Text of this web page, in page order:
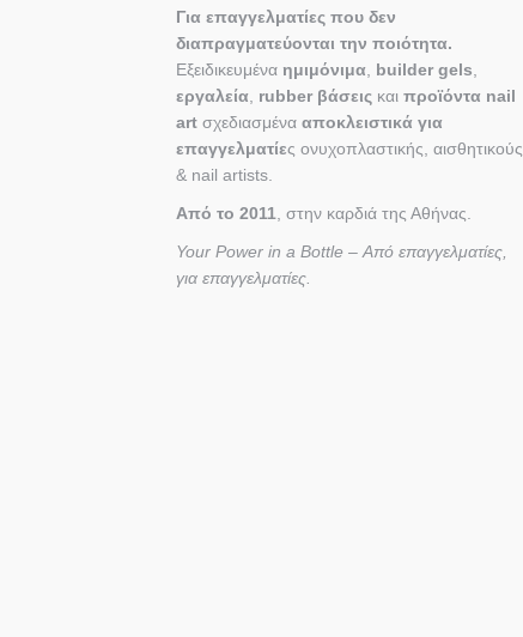
Για επαγγελματίες που δεν
διαπραγματεύονται την ποιότητα.
Εξειδικευμένα ημιμόνιμα builder gels
εργαλεία rubber βάσεις και προϊόντα nail
art σχεδιασμένα αποκλειστικά για
επαγγελματίες ονυχοπλαστικής, αισθητικούς
& nail artists.
Από το 2011 , στην καρδιά της Αθήνας.
Your Power in a Bottle – Από επαγγελματίες,
για επαγγελματίες.